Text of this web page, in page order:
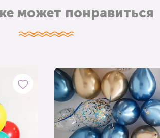
может понравиться